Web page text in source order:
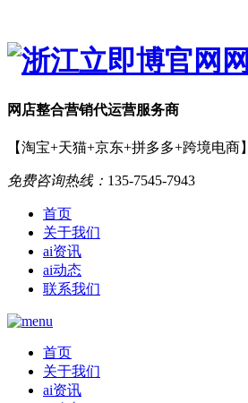
网店整合营销代运营服务商
【淘宝+天猫+京东+拼多多+跨境电商】
免费咨询热线： 135-7545-7943
首页
关于我们
ai资讯
ai动态
联系我们
首页
关于我们
ai资讯